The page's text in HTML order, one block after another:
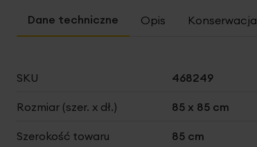
Opis Konserwacja
Więcej
SKU 468249
Rozmiar (szer. x dł.) 85 x 85 cm
Szerokość towaru 85 cm